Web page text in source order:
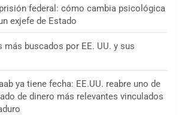
federal: cómo cambia psicológica
exjefe de Estado
más buscados por EE. UU. y sus
ya tiene fecha: EE.UU. reabre uno de
de dinero más relevantes vinculados